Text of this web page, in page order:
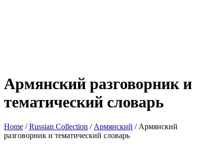
Армянский разговорник и
тематический словарь
Home /Russian Collection / Армянский / Армянский
разговорник и тематический словарь